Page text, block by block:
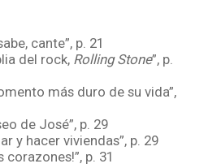
cante”, p. 21
del rock, Rolling Stone”, p.
más duro de su vida”,
de José”, p. 29
y hacer viviendas”, p. 29
corazones!”, p. 31